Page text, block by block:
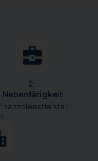
2.
Nebentätigkeit